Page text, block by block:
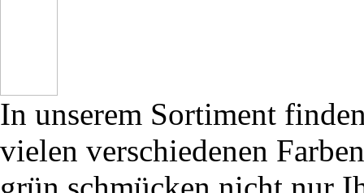
In unserem Sortiment
vielen verschiedenen